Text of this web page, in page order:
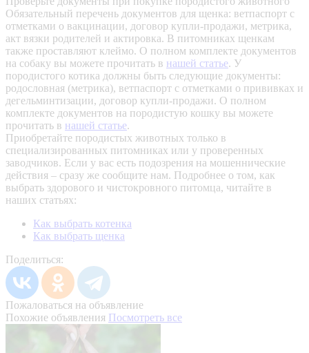
Обязательный перечень документов для щенка: ветпаспорт с
отметками о вакцинации, договор купли-продажи, метрика,
акт вязки родителей и актировка. В питомниках щенкам
также проставляют клеймо. О полном комплекте документов
на собаку вы можете прочитать в нашей статье. У
породистого котика должны быть следующие документы:
родословная (метрика), ветпаспорт с отметками о прививках и
дегельминтизации, договор купли-продажи. О полном
комплекте документов на породистую кошку вы можете
прочитать в нашей статье.
Приобретайте породистых животных только в
специализированных питомниках или у проверенных
заводчиков. Если у вас есть подозрения на мошеннические
действия – сразу же сообщите нам. Подробнее о том, как
выбрать здорового и чистокровного питомца, читайте в
наших статьях:
Как выбрать котенка
Как выбрать щенка
Поделиться:
Пожаловаться на объявление
Похожие объявления Посмотреть все